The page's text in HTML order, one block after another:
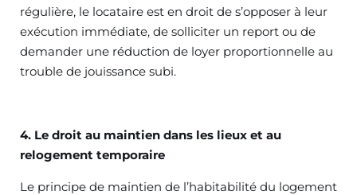
régulière, le locataire est en droit de s’opposer à leur
exécution immédiate, de solliciter un report ou de
demander une réduction de loyer proportionnelle au
trouble de jouissance subi.
4. Le droit au maintien dans les lieux et au
relogement temporaire
Le principe de maintien de l’habitabilité du logement